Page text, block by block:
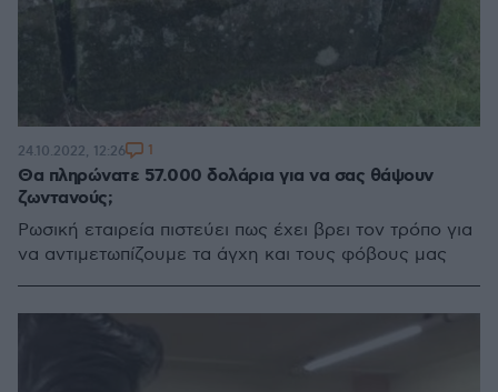
Θα πληρώνατε 57.000 δολάρια για να σας θάψουν
ζωντανούς;
Ρωσική εταιρεία πιστεύει πως έχει βρει τον τρόπο για
να αντιμετωπίζουμε τα άγχη και τους φόβους μας
24.10.2022, 12:26 1